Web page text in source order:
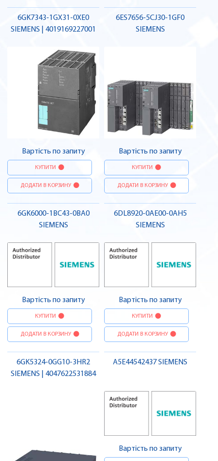
6GK7343-1GX31-0XE0
SIEMENS | 4019169227001
Вартість по запиту
КУПИТИ
ДОДАТИ В КОРЗИНУ
6ES7656-5CJ30-1GF0
SIEMENS
Вартість по запиту
КУПИТИ
ДОДАТИ В КОРЗИНУ
6GK6000-1BC43-0BA0
SIEMENS
Вартість по запиту
КУПИТИ
ДОДАТИ В КОРЗИНУ
6DL8920-0AE00-0AH5
SIEMENS
Вартість по запиту
КУПИТИ
ДОДАТИ В КОРЗИНУ
6GK5324-0GG10-3HR2
SIEMENS | 4047622531884
A5E44542437 SIEMENS
Вартість по запиту